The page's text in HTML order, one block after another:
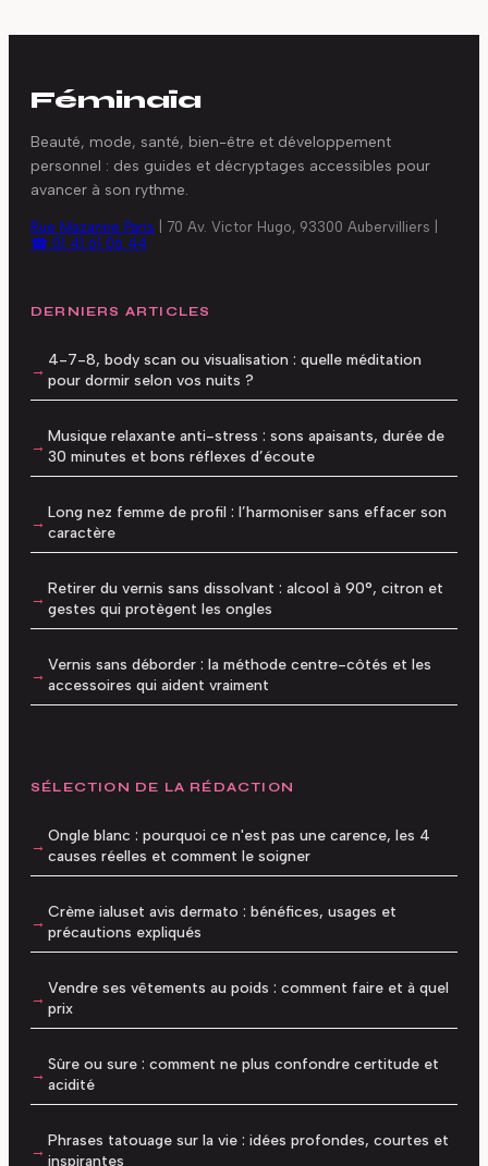
Féminaïa
Beauté, mode, santé, bien-être et développement
personnel : des guides et décryptages accessibles pour
avancer à son rythme.
Rue Mazarine Paris 70 Av. Victor Hugo, 93300 Aubervilliers
☎ 01 41 61 06 44
DERNIERS ARTICLES
4-7-8, body scan ou visualisation : quelle méditation
pour dormir selon vos nuits ?
Musique relaxante anti-stress : sons apaisants, durée de
30 minutes et bons réflexes d’écoute
Long nez femme de profil : l’harmoniser sans effacer son
caractère
Retirer du vernis sans dissolvant : alcool à 90°, citron et
gestes qui protègent les ongles
Vernis sans déborder : la méthode centre-côtés et les
accessoires qui aident vraiment
SÉLECTION DE LA RÉDACTION
Ongle blanc : pourquoi ce n'est pas une carence, les 4
causes réelles et comment le soigner
Crème ialuset avis dermato : bénéfices, usages et
précautions expliqués
Vendre ses vêtements au poids : comment faire et à quel
prix
Sûre ou sure : comment ne plus confondre certitude et
acidité
Phrases tatouage sur la vie : idées profondes, courtes et
inspirantes